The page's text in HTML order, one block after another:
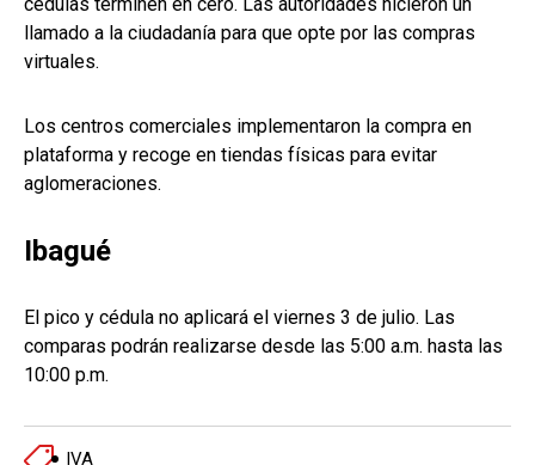
llamado a la ciudadanía para que opte por las compras
virtuales.
Los centros comerciales implementaron la compra en
plataforma y recoge en tiendas físicas para evitar
aglomeraciones.
Ibagué
El pico y cédula no aplicará el viernes 3 de julio. Las
comparas podrán realizarse desde las 5:00 a.m. hasta las
10:00 p.m.
IVA